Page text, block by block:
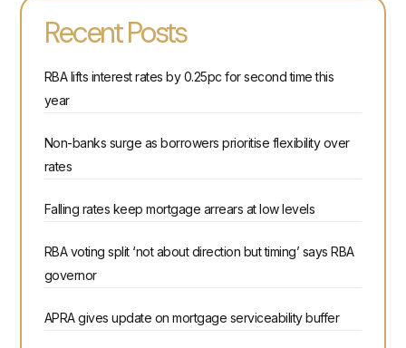
Recent Posts
RBA lifts interest rates by 0.25pc for second time this
year
Non-banks surge as borrowers prioritise flexibility over
rates
Falling rates keep mortgage arrears at low levels
RBA voting split ‘not about direction but timing’ says RBA
governor
APRA gives update on mortgage serviceability buffer